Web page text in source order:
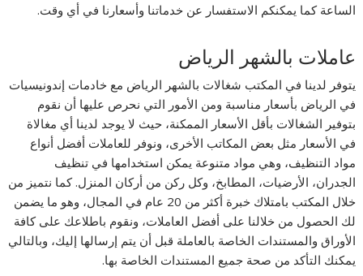
الساعة كما يمكنكم الاستفسار عن خدماتنا وأسعارنا في أي وقت.
عاملات بالشهر الرياض
يتوفر لدينا في المكتب شغالات بالشهر الرياض مع خادمات إندونيسيات
في الرياض بأسعار مناسبة ومن الأمور التي نحرص عليها أن نقوم
بتوفير الشغالات بأقل الأسعار الممكنة، حيث لا يوجد لدينا أي مغالاة
في الأسعار مثل بعض المكاتب الأخرى، ونوفر للعاملات أفضل أنواع
مواد التنظيف، وهي مواد متنوعة يمكن استخدامها في تنظيف
الجدران، الأرضيات، المطابخ، وكل ركن من أركان المنزل. كما نتميز من
خلال المكتب بامتلاك خبرة أكثر من 20 عام في المجال، وهو ما يضمن
لك الحصول من خلالنا على أفضل العاملات، ونقوم باطلاعك على كافة
الأوراق والمستندات الخاصة بالعاملة قبل أن يتم إرسالها إليك، وبالتالي
يمكنك التأكد من صحة جميع المستندات الخاصة بها.